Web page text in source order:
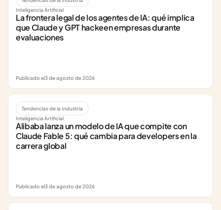
Inteligencia Artificial
La frontera legal de los agentes de IA: qué implica
que Claude y GPT hackeen empresas durante
evaluaciones
Publicado el3 de agosto de 2026
Tendencias de la Industria
Inteligencia Artificial
Alibaba lanza un modelo de IA que compite con
Claude Fable 5: qué cambia para developers en la
carrera global
Publicado el3 de agosto de 2026